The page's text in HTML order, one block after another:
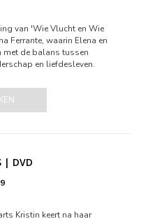
van 'Wie Vlucht en Wie
Ferrante, waarin Elena en
met de balans tussen
en liefdesleven.
| DVD
Kristin keert na haar